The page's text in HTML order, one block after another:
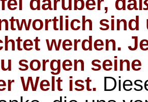
sind
werden.
sorgen
Welt ist.